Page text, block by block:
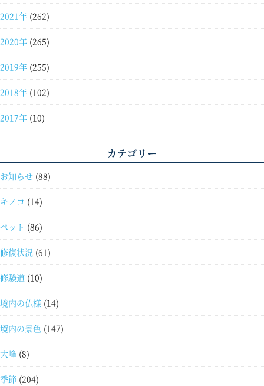
2021年 (262)
2020年 (265)
2019年 (255)
2018年 (102)
2017年 (10)
カテゴリー
お知らせ (88)
キノコ (14)
ペット (86)
修復状況 (61)
修験道 (10)
境内の仏様 (14)
境内の景色 (147)
大峰 (8)
季節 (204)